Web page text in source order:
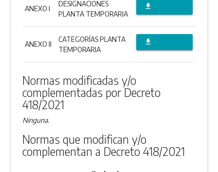
ANEXO I
DESIGNACIONES
PLANTA TEMPORARIA
file_download
ANEXO II
CATEGORÍAS PLANTA
TEMPORARIA
file_download
Normas modificadas y/o
complementadas por Decreto
418/2021
Ninguna.
Normas que modifican y/o
complementan a Decreto 418/2021